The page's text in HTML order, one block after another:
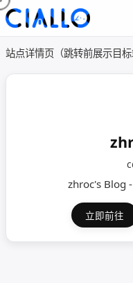
站点详情页（跳转前展示目标
zhroc's Blog
立即前往